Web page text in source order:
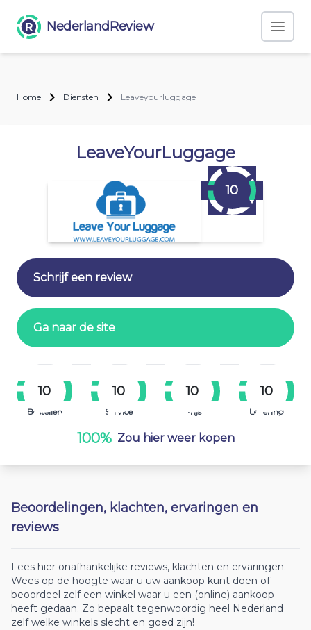
NederlandReview
Home Diensten Leaveyourluggage
LeaveYourLuggage
10
Schrijf een review
Ga naar de site
10
Bestellen
10
Service
10
Prijs
10
Levering
100% Zou hier weer kopen
Beoordelingen, klachten, ervaringen en
reviews
Lees hier onafhankelijke reviews, klachten en ervaringen.
Wees op de hoogte waar u uw aankoop kunt doen of
beoordeel zelf een winkel waar u een (online) aankoop
heeft gedaan. Zo bepaalt tegenwoordig heel Nederland
zelf welke winkels slecht en goed zijn!